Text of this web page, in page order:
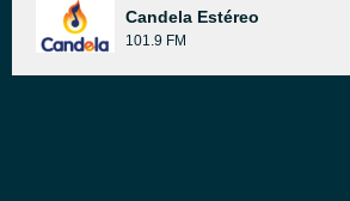
Candela Estéreo
101.9 FM